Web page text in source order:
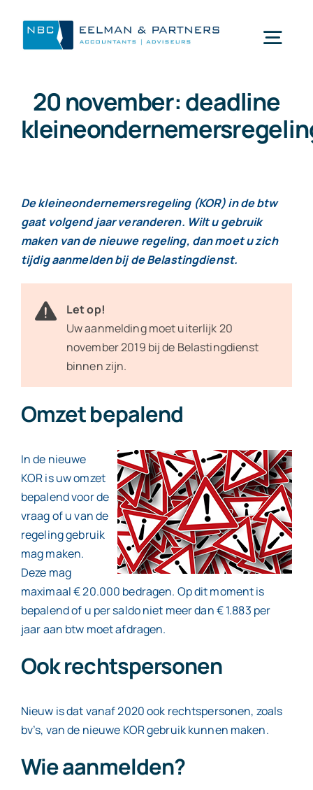
inhoud
Wat doen wij
Mijn NBC Eelman & Partners
Nieuws
Contact
20 november: deadline
De kleineondernemersregeling (KOR) in de btw
gaat volgend jaar veranderen. Wilt u gebruik
maken van de nieuwe regeling, dan moet u zich
tijdig aanmelden bij de Belastingdienst.
Let op!
Uw aanmelding moet uiterlijk 20
november 2019 bij de Belastingdienst
binnen zijn.
Omzet bepalend
In de nieuwe
KOR is uw omzet
bepalend voor de
vraag of u van de
regeling gebruik
mag maken.
Deze mag
maximaal € 20.000 bedragen. Op dit moment is
bepalend of u per saldo niet meer dan € 1.883 per
jaar aan btw moet afdragen.
Ook rechtspersonen
Nieuw is dat vanaf 2020 ook rechtspersonen, zoals
bv’s, van de nieuwe KOR gebruik kunnen maken.
Wie aanmelden?